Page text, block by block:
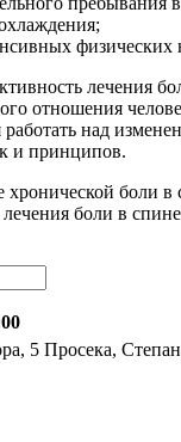
физических
лечения
отношения
над
и принципов.
хронической боли в
боли в
5 Просека,